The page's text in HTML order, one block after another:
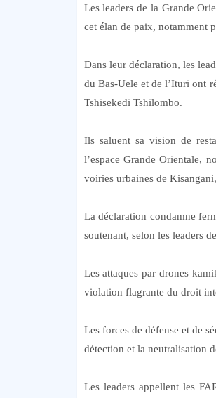
Les leaders de la Grande
cet élan de paix, notamment
Dans leur déclaration, les
du Bas-Uele et de l’Ituri ont
Tshisekedi Tshilombo.
Ils saluent sa vision de
l’espace Grande Orientale,
voiries urbaines de
La déclaration condamne
soutenant, selon les leaders
Les attaques par drones
violation flagrante du droit
Les forces de défense et de
détection et la neutralisation
Les leaders appellent les